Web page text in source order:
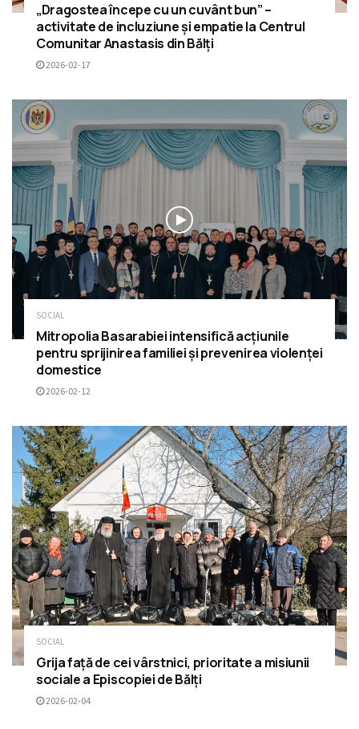
„Dragostea începe cu un cuvânt bun” –
activitate de incluziune și empatie la Centrul
Comunitar Anastasis din Bălți
2026-02-17
SOCIAL
Mitropolia Basarabiei intensifică acțiunile
pentru sprijinirea familiei și prevenirea violenței
domestice
2026-02-12
SOCIAL
Grija față de cei vârstnici, prioritate a misiunii
sociale a Episcopiei de Bălți
2026-02-04